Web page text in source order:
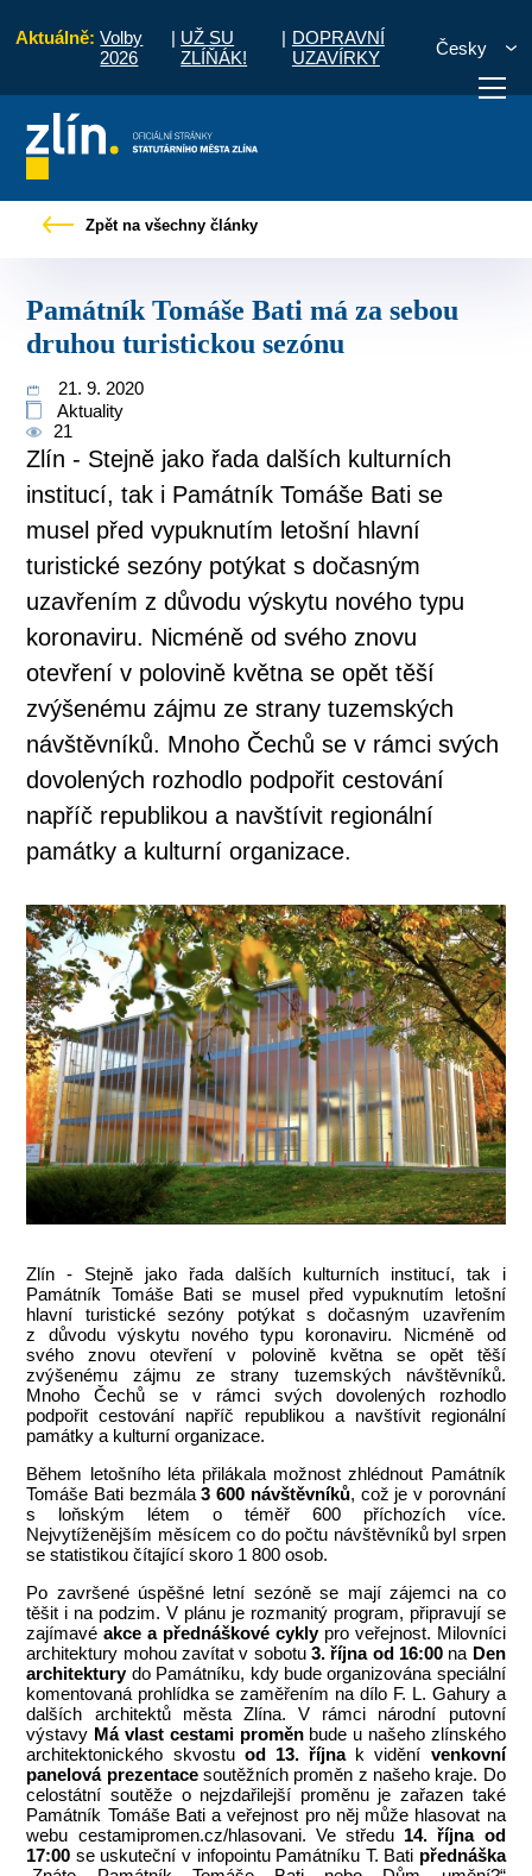
Aktuálně: Volby
2026
| UŽ SU
ZLÍŇÁK!
| DOPRAVNÍ
UZAVÍRKY
Česky
vyřídit Potřebuji zaplatit
Zpět na všechny články
Památník Tomáše Bati má za sebou
druhou turistickou sezónu
21. 9. 2020
Aktuality
21
Zlín - Stejně jako řada dalších kulturních
institucí, tak i Památník Tomáše Bati se
musel před vypuknutím letošní hlavní
turistické sezóny potýkat s dočasným
uzavřením z důvodu výskytu nového typu
koronaviru. Nicméně od svého znovu
otevření v polovině května se opět těší
zvýšenému zájmu ze strany tuzemských
návštěvníků. Mnoho Čechů se v rámci svých
dovolených rozhodlo podpořit cestování
napříč republikou a navštívit regionální
památky a kulturní organizace.
Zlín - Stejně jako řada dalších kulturních institucí, tak i
Památník Tomáše Bati se musel před vypuknutím letošní
hlavní turistické sezóny potýkat s dočasným uzavřením
z důvodu výskytu nového typu koronaviru. Nicméně od
svého znovu otevření v polovině května se opět těší
zvýšenému zájmu ze strany tuzemských návštěvníků.
Mnoho Čechů se v rámci svých dovolených rozhodlo
podpořit cestování napříč republikou a navštívit regionální
památky a kulturní organizace.
Během letošního léta přilákala možnost zhlédnout Památník
Tomáše Bati bezmála3 600 návštěvníků, což je v porovnání
s loňským létem o téměř 600 příchozích více.
Nejvytíženějším měsícem co do počtu návštěvníků byl srpen
se statistikou čítající skoro 1 800 osob.
Po završené úspěšné letní sezóně se mají zájemci na co
těšit i na podzim. V plánu je rozmanitý program, připravují se
zajímavéakce a přednáškové cyklypro veřejnost. Milovníci
architektury mohou zavítat v sobotu 3. října od 16:00na Den
architekturydo Památníku, kdy bude organizována speciální
komentovaná prohlídka se zaměřením na dílo F. L. Gahury a
dalších architektů města Zlína. V rámci národní putovní
výstavy Má vlast cestami proměnbude u našeho zlínského
architektonického skvostu od 13. říjnak vidění venkovní
panelová prezentacesoutěžních proměn z našeho kraje. Do
celostátní soutěže o nejzdařilejší proměnu je zařazen také
Památník Tomáše Bati a veřejnost pro něj může hlasovat na
webu cestamipromen.cz/hlasovani. Ve středu 14. října od
17:00 se uskuteční v infopointu Památníku T. Bati přednáška